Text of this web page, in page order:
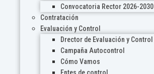
Convocatoria Rector 2026-2030
Contratación
Evaluación y Control
Drector de Evaluación y Control
Campaña Autocontrol
Cómo Vamos
Entes de control